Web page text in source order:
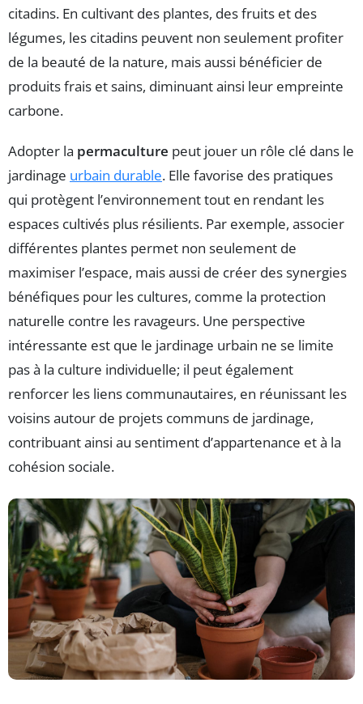
citadins. En cultivant des plantes, des fruits et des
légumes, les citadins peuvent non seulement profiter
de la beauté de la nature, mais aussi bénéficier de
produits frais et sains, diminuant ainsi leur empreinte
carbone.
Adopter la permaculture peut jouer un rôle clé dans le
jardinage urbain durable. Elle favorise des pratiques
qui protègent l’environnement tout en rendant les
espaces cultivés plus résilients. Par exemple, associer
différentes plantes permet non seulement de
maximiser l’espace, mais aussi de créer des synergies
bénéfiques pour les cultures, comme la protection
naturelle contre les ravageurs. Une perspective
intéressante est que le jardinage urbain ne se limite
pas à la culture individuelle; il peut également
renforcer les liens communautaires, en réunissant les
voisins autour de projets communs de jardinage,
contribuant ainsi au sentiment d’appartenance et à la
cohésion sociale.